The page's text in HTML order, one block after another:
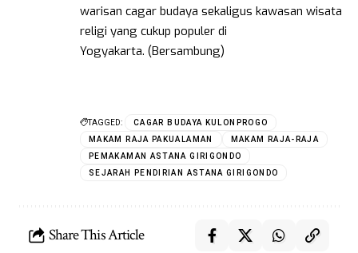
warisan cagar budaya sekaligus kawasan wisata
religi yang cukup populer di
Yogyakarta. (Bersambung)
TAGGED:
CAGAR BUDAYA KULONPROGO
MAKAM RAJA PAKUALAMAN
MAKAM RAJA-RAJA
PEMAKAMAN ASTANA GIRIGONDO
SEJARAH PENDIRIAN ASTANA GIRIGONDO
Share This Article